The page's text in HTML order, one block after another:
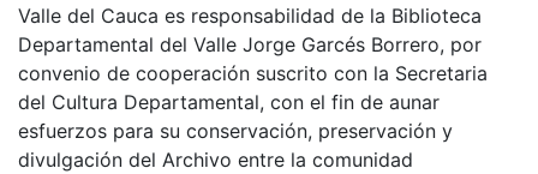
Valle del Cauca es responsabilidad de la Biblioteca
Departamental del Valle Jorge Garcés Borrero, por
convenio de cooperación suscrito con la Secretaria
del Cultura Departamental, con el fin de aunar
esfuerzos para su conservación, preservación y
divulgación del Archivo entre la comunidad